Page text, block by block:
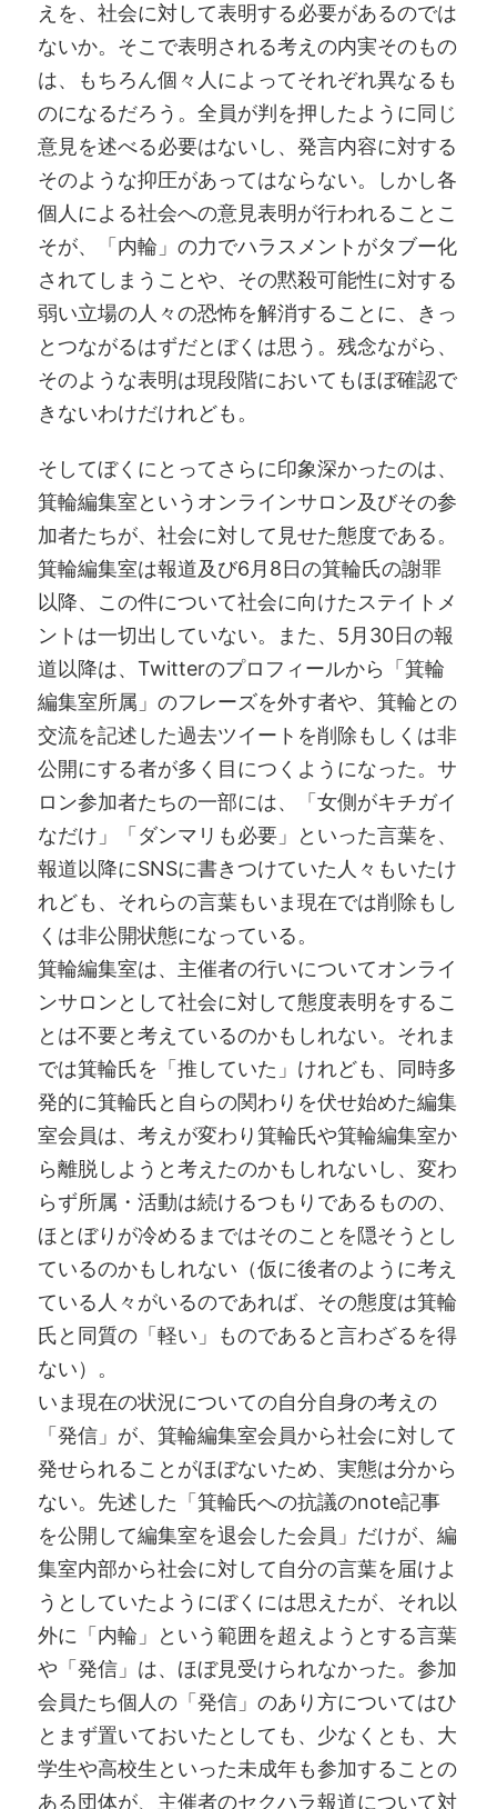
えを、社会に対して表明する必要があるのでは
ないか。そこで表明される考えの内実そのもの
は、もちろん個々人によってそれぞれ異なるも
のになるだろう。全員が判を押したように同じ
意見を述べる必要はないし、発言内容に対する
そのような抑圧があってはならない。しかし各
個人による社会への意見表明が行われることこ
そが、「内輪」の力でハラスメントがタブー化
されてしまうことや、その黙殺可能性に対する
弱い立場の人々の恐怖を解消することに、きっ
とつながるはずだとぼくは思う。残念ながら、
そのような表明は現段階においてもほぼ確認で
きないわけだけれども。
そしてぼくにとってさらに印象深かったのは、
箕輪編集室というオンラインサロン及びその参
加者たちが、社会に対して見せた態度である。
箕輪編集室は報道及び6月8日の箕輪氏の謝罪
以降、この件について社会に向けたステイトメ
ントは一切出していない。また、5月30日の報
道以降は、Twitterのプロフィールから「箕輪
編集室所属」のフレーズを外す者や、箕輪との
交流を記述した過去ツイートを削除もしくは非
公開にする者が多く目につくようになった。サ
ロン参加者たちの一部には、「女側がキチガイ
なだけ」「ダンマリも必要」といった言葉を、
報道以降にSNSに書きつけていた人々もいたけ
れども、それらの言葉もいま現在では削除もし
くは非公開状態になっている。
箕輪編集室は、主催者の行いについてオンライ
ンサロンとして社会に対して態度表明をするこ
とは不要と考えているのかもしれない。それま
では箕輪氏を「推していた」けれども、同時多
発的に箕輪氏と自らの関わりを伏せ始めた編集
室会員は、考えが変わり箕輪氏や箕輪編集室か
ら離脱しようと考えたのかもしれないし、変わ
らず所属・活動は続けるつもりであるものの、
ほとぼりが冷めるまではそのことを隠そうとし
ているのかもしれない（仮に後者のように考え
ている人々がいるのであれば、その態度は箕輪
氏と同質の「軽い」ものであると言わざるを得
ない）。
いま現在の状況についての自分自身の考えの
「発信」が、箕輪編集室会員から社会に対して
発せられることがほぼないため、実態は分から
ない。先述した「箕輪氏への抗議のnote記事
を公開して編集室を退会した会員」だけが、編
集室内部から社会に対して自分の言葉を届けよ
うとしていたようにぼくには思えたが、それ以
外に「内輪」という範囲を超えようとする言葉
や「発信」は、ほぼ見受けられなかった。参加
会員たち個人の「発信」のあり方についてはひ
とまず置いておいたとしても、少なくとも、大
学生や高校生といった未成年も参加することの
ある団体が、主催者のセクハラ報道について対